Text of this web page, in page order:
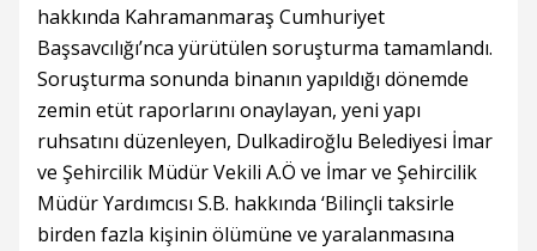
hakkında Kahramanmaraş Cumhuriyet
Başsavcılığı’nca yürütülen soruşturma tamamlandı.
Soruşturma sonunda binanın yapıldığı dönemde
zemin etüt raporlarını onaylayan, yeni yapı
ruhsatını düzenleyen, Dulkadiroğlu Belediyesi İmar
ve Şehircilik Müdür Vekili A.Ö ve İmar ve Şehircilik
Müdür Yardımcısı S.B. hakkında ‘Bilinçli taksirle
birden fazla kişinin ölümüne ve yaralanmasına